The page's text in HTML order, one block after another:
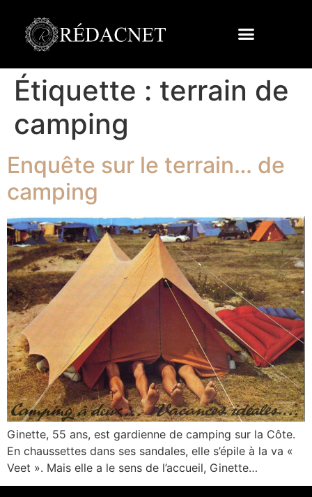
Étiquette : terrain de
camping
Enquête sur le terrain… de
camping
Ginette, 55 ans, est gardienne de camping sur la Côte.
En chaussettes dans ses sandales, elle s’épile à la va «
Veet ». Mais elle a le sens de l’accueil, Ginette…